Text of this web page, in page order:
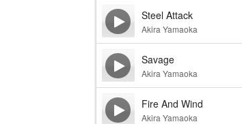
Steel Attack
Akira Yamaoka
Savage
Akira Yamaoka
Fire And Wind
Akira Yamaoka